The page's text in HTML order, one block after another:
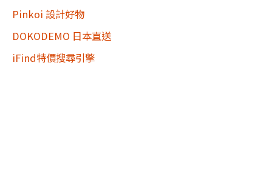
Pinkoi 設計好物
DOKODEMO 日本直送
iFind特價搜尋引擎